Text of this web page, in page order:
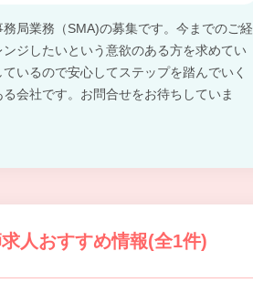
局業務（SMA)の募集です。今までのご経
ジしたいという意欲のある方を求めてい
いるので安心してステップを踏んでいく
会社です。お問合せをお待ちしていま
人おすすめ情報(全1件)